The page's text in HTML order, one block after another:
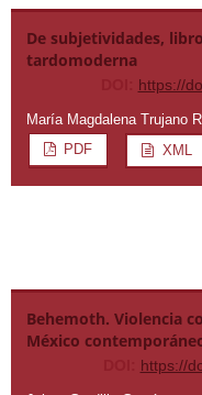
De subjetividades,
tardomoderna
https://
María Magdalena Trujano
PDF
XML
Behemoth. Violencia
México
https://